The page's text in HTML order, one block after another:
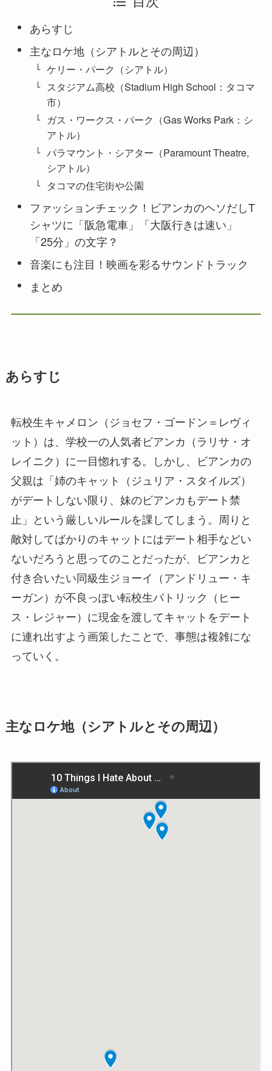
あらすじ
主なロケ地（シアトルとその周辺）
ケリー・パーク（シアトル）
スタジアム高校（Stadium High School：タコマ
市）
ガス・ワークス・パーク（Gas Works Park：シ
アトル）
パラマウント・シアター（Paramount Theatre,
シアトル）
タコマの住宅街や公園
ファッションチェック！ビアンカのヘソだしT
シャツに「阪急電車」「大阪行きは速い」
「25分」の文字？
音楽にも注目！映画を彩るサウンドトラック
まとめ
あらすじ
転校生キャメロン（ジョセフ・ゴードン＝レヴィ
ット）は、学校一の人気者ビアンカ（ラリサ・オ
レイニク）に一目惚れする。しかし、ビアンカの
父親は「姉のキャット（ジュリア・スタイルズ）
がデートしない限り、妹のビアンカもデート禁
止」という厳しいルールを課してしまう。周りと
敵対してばかりのキャットにはデート相手などい
ないだろうと思ってのことだったが、ビアンカと
付き合いたい同級生ジョーイ（アンドリュー・キ
ーガン）が不良っぽい転校生パトリック（ヒー
ス・レジャー）に現金を渡してキャットをデート
に連れ出すよう画策したことで、事態は複雑にな
っていく。
主なロケ地（シアトルとその周辺）